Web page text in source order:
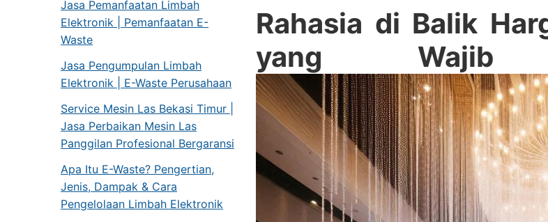
Jasa Pemanfaatan Limbah
Elektronik | Pemanfaatan E-
Waste
Jasa Pengumpulan Limbah
Elektronik | E-Waste Perusahaan
Service Mesin Las Bekasi Timur |
Jasa Perbaikan Mesin Las
Panggilan Profesional Bergaransi
Apa Itu E-Waste? Pengertian,
Jenis, Dampak & Cara
Pengelolaan Limbah Elektronik
Rahasia di Balik
yang Wajib